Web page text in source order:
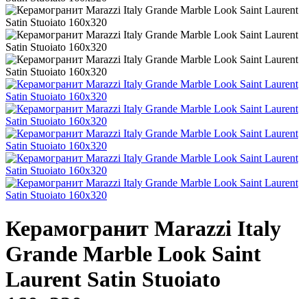
Керамогранит Marazzi Italy
Grande Marble Look Saint
Laurent Satin Stuoiato